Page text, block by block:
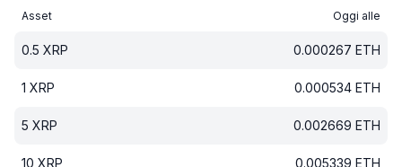
Asset Oggi alle
0.5 XRP 0.000267 ETH
1 XRP 0.000534 ETH
5 XRP 0.002669 ETH
10 XRP 0.005339 ETH